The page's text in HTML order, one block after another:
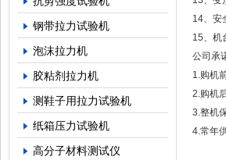
钢带拉力试验机
泡沫拉力机
胶粘剂拉力机
测鞋子用拉力试验机
纸箱压力试验机
高分子材料测试仪
14、
15、
公司承
1.购机
2.购机
3.整机
4.常年